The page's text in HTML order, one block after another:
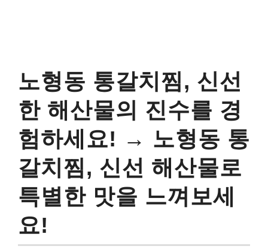
노형동 통갈치찜, 신선
한 해산물의 진수를 경
험하세요! → 노형동 통
갈치찜, 신선 해산물로
특별한 맛을 느껴보세
요!